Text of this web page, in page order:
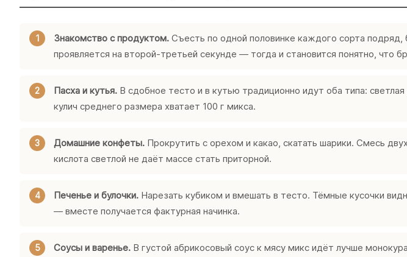
Знакомство с продуктом. Съесть по одной половинке каждого сорта подряд,
проявляется на второй-третьей секунде — тогда и становится понятно, что
Пасха и кутья. В сдобное тесто и в кутью традиционно идут оба типа:
кулич среднего размера хватает 100 г микса.
Домашние конфеты. Прокрутить с орехом и какао, скатать шарики. Смесь
кислота светлой не даёт массе стать приторной.
Печенье и булочки. Нарезать кубиком и вмешать в тесто. Тёмные кусочки
— вместе получается фактурная начинка.
Соусы и варенье. В густой абрикосовый соус к мясу микс идёт лучше